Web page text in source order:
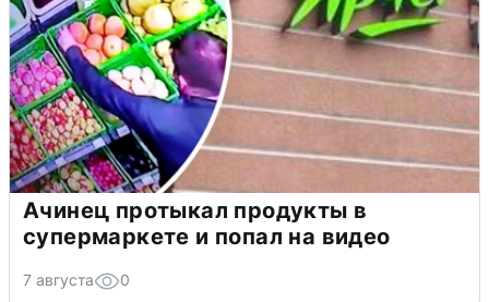
Ачинец протыкал продукты в
супермаркете и попал на видео
7 августа 0